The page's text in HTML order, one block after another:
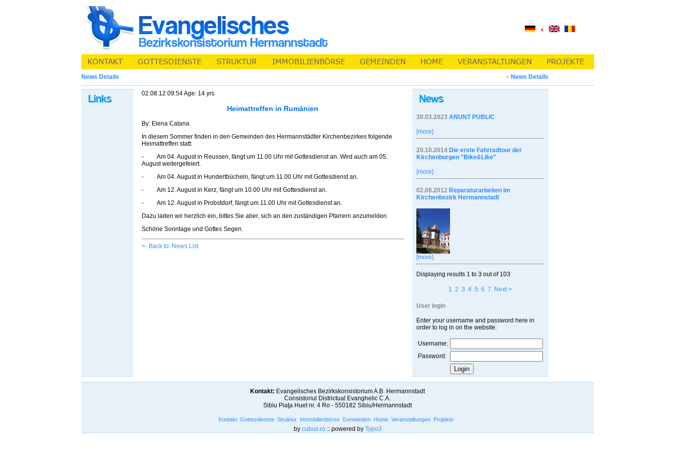
News Details » News Details
02.08.12 09:54 Age: 14 yrs
Heimattreffen in Rumänien
By: Elena Catana
In diesem Sommer finden in den Gemeinden des Hermannstädter Kirchenbezirkes folgende
Heimattreffen statt:
- Am 04. August in Reussen, fängt um 11.00 Uhr mit Gottesdienst an. Wird auch am 05.
August weitergefeiert.
- Am 04. August in Hundertbücheln, fängt um 11.00 Uhr mit Gottesdienst an.
- Am 12. August in Kerz, fängt um 10.00 Uhr mit Gottesdienst an.
- Am 12. August in Probstdorf, fängt um 11.00 Uhr mit Gottesdienst an.
Dazu laden wir herzlich ein, bittes Sie aber, sich an den zuständigen Pfarrern anzumelden.
Schöne Sonntage und Gottes Segen.
<- Back to: News List
30.03.2023 ANUNT PUBLIC
[more]
20.10.2014 Die erste Fahrradtour der
Kirchenburgen "Bike&Like"
[more]
02.08.2012 Reparaturarbeiten im
Kirchenbezirk Hermannstadt
[more]
Displaying results 1 to 3out of 103
1 2 3 4 5 6 7 Next >
User login
Enter your username and password here in
order to log in on the website:
Username:
Password:
Kontakt: Evangelisches Bezirkskonsistorium A.B. Hermannstadt
Consistoriul Districtual Evanghelic C.A.
Sibiu Piaţa Huet nr. 4 Ro - 550182 Sibiu/Hermannstadt
Kontakt Gottesdienste Struktur Immobilienbörse Gemeinden Home Veranstaltungen Projekte
by cubus.ro:: powered by Typo3